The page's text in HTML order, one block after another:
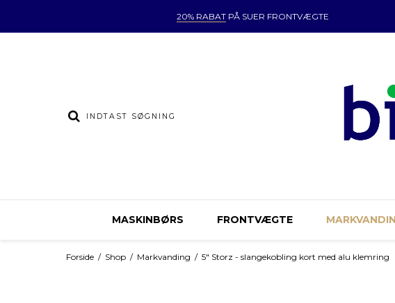
20% RABATPÅ SUER FRONTVÆGTE
MASKINBØRS FRONTVÆGTE
Forside / Shop / Markvanding / 5" Storz - slangekobling kort med alu klemring